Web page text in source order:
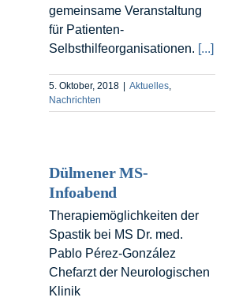
gemeinsame Veranstaltung
für Patienten-
Selbsthilfeorganisationen. [...]
5. Oktober, 2018 | Aktuelles
Nachrichten
Dülmener MS-
Infoabend
Therapiemöglichkeiten der
Spastik bei MS Dr. med.
Pablo Pérez-González
Chefarzt der Neurologischen
Klinik